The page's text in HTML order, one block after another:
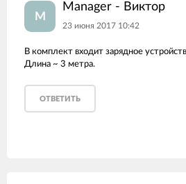
M
Manager - Виктор
23 июня 2017 10:42
В комплект входит зарядное
Длина ~ 3 метра.
ОТВЕТИТЬ